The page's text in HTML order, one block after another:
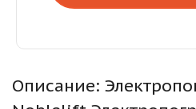
Описание: